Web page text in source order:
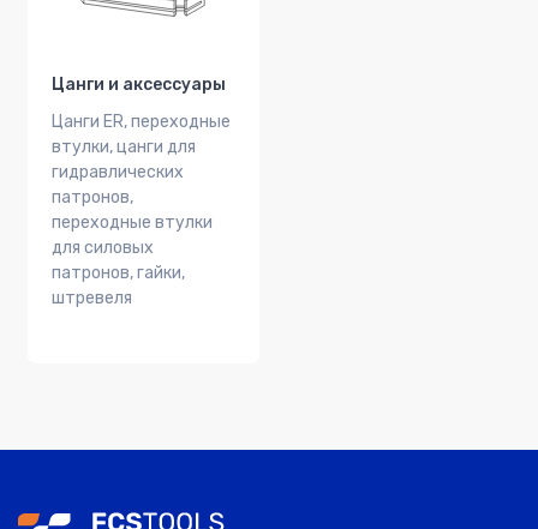
Цанги и аксессуары
Цанги ER, переходные
втулки, цанги для
гидравлических
патронов,
переходные втулки
для силовых
патронов, гайки,
штревеля